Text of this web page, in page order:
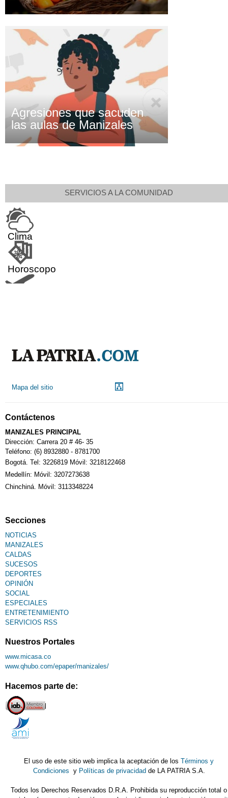
Agresiones que sacuden
las aulas de Manizales
SERVICIOS A LA COMUNIDAD
Clima
Horoscopo
Calendario Tributario
Sudoku
Mapa del sitio
Contáctenos
MANIZALES PRINCIPAL
Dirección: Carrera 20 # 46- 35
Teléfono: (6) 8932880 - 8781700
Bogotá. Tel: 3226819 Móvil: 3218122468
Medellín: Móvil: 3207273638
Chinchiná. Móvil: 3113348224
Secciones
NOTICIAS
MANIZALES
CALDAS
SUCESOS
DEPORTES
OPINIÓN
SOCIAL
ESPECIALES
ENTRETENIMIENTO
SERVICIOS RSS
Nuestros Portales
www.micasa.co
www.qhubo.com/epaper/manizales/
Hacemos parte de:
El uso de este sitio web implica la aceptación de losTérminos y
Condiciones y Políticas de privacidad de LA PATRIA S.A.
Todos los Derechos Reservados D.R.A. Prohibida su reproducción total o